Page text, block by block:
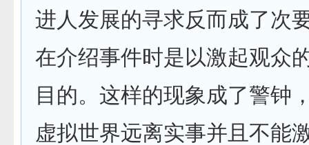
进人发展的寻求反而成了次
在介绍事件时是以激起观众
目的。这样的现象成了警钟
虚拟世界远离实事并且不能